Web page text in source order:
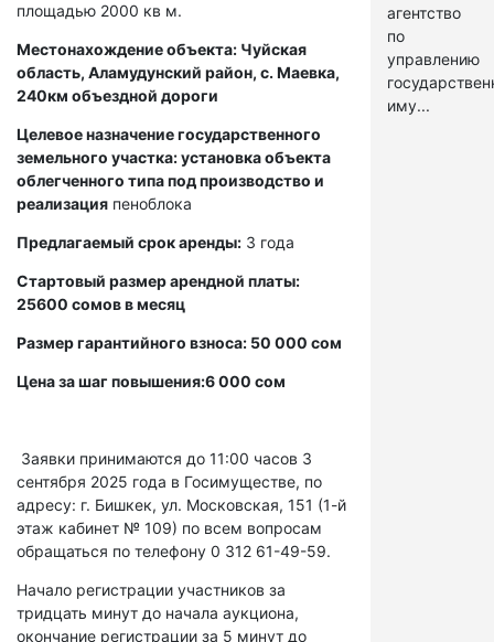
площадью 2000 кв м.
Местонахождение объекта: Чуйская
область, Аламудунский район, с. Маевка,
240км объездной дороги
Целевое назначение государственного
земельного участка: установка объекта
облегченного типа под производство и
реализация пеноблока
Предлагаемый срок аренды: 3 года
Стартовый размер арендной платы:
25600 сомов в месяц
Размер гарантийного взноса: 50 000 сом
Цена за шаг повышения:6 000 сом
Заявки принимаются до 11:00 часов 3
сентября 2025 года в Госимуществе, по
адресу: г. Бишкек, ул. Московская, 151 (1-й
этаж кабинет № 109) по всем вопросам
обращаться по телефону 0 312 61-49-59.
Начало регистрации участников за
тридцать минут до начала аукциона,
окончание регистрации за 5 минут до
агентство
по
управлению
иму...